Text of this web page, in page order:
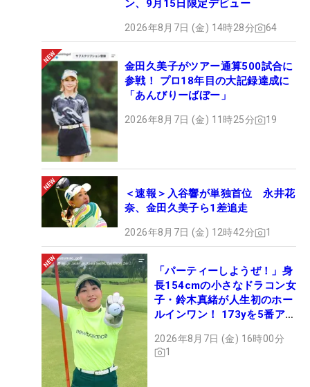
ン、9月15日限定デビュー
2026年8月7日 (金) 14時28分 64
金田久美子がツアー通算500試合に
参戦！ プロ18年目の大記録達成に
「あんびりーばぼー」
2026年8月7日 (金) 11時25分 19
＜速報＞入谷響が単独首位 永井花
奈、金田久美子ら1差追走
2026年8月7日 (金) 12時42分 1
「パーティーしようぜ！」身
長154cmの小さなドラコン女
子・鈴木真緒が人生初のホー
ルインワン！ 173yを5番アイ
2026年8月7日 (金) 16時00分
1